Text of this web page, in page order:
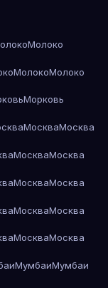
Молоко
МолокоМолоко
Морковь
МоскваМосква
МоскваМосква
МоскваМосква
МоскваМосква
МоскваМосква
МумбаиМумбаи